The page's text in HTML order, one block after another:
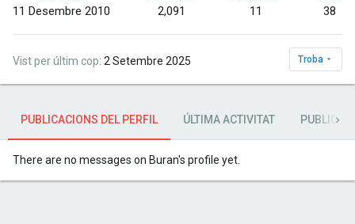
11 Desembre 2010 2,091 11 38
Vist per últim cop 2 Setembre 2025 Troba
PUBLICACIONS DEL PERFIL ÚLTIMA ACTIVITAT
There are no messages on Buran's profile yet.